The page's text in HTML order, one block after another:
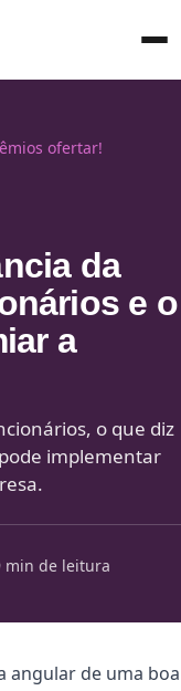
ofertar!
da
e o
a
o que diz
implementar
min de leitura
angular de uma boa